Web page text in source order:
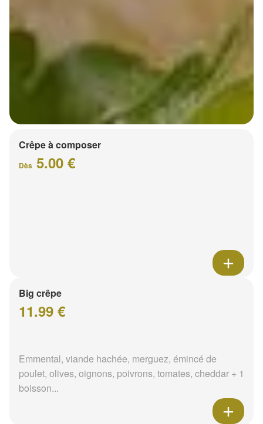
Crêpe à composer
Dès 5.00 €
Big crêpe
11.99 €
Emmental, viande hachée, merguez, émincé de
poulet, olives, oignons, poivrons, tomates, cheddar + 1
boisson...